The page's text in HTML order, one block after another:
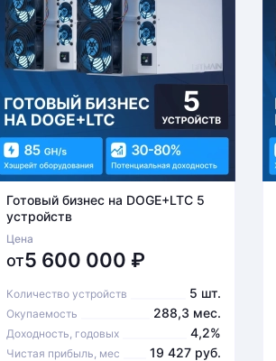
Готовый бизнес на DOGE+LTC 5
устройств
Цена
от5 600 000 ₽
Количество устройств 5 шт.
Окупаемость 288,3 мес.
Доходность, годовых 4,2%
Чистая прибыль, мес 19 427 руб.